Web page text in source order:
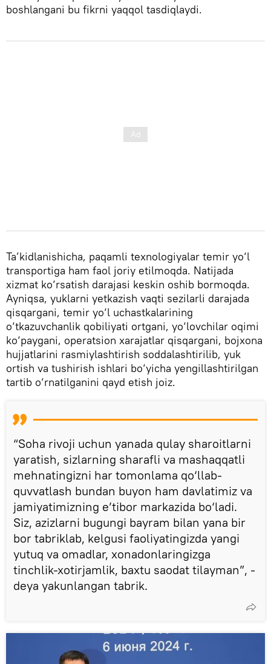
boshlangani bu fikrni yaqqol tasdiqlaydi.
Ta’kidlanishicha, paqamli texnologiyalar temir yo‘l
transportiga ham faol joriy etilmoqda. Natijada
xizmat ko‘rsatish darajasi keskin oshib bormoqda.
Ayniqsa, yuklarni yetkazish vaqti sezilarli darajada
qisqargani, temir yo‘l uchastkalarining
o‘tkazuvchanlik qobiliyati ortgani, yo‘lovchilar oqimi
ko‘paygani, operatsion xarajatlar qisqargani, bojxona
hujjatlarini rasmiylashtirish soddalashtirilib, yuk
ortish va tushirish ishlari bo‘yicha yengillashtirilgan
tartib o‘rnatilganini qayd etish joiz.
“Soha rivoji uchun yanada qulay sharoitlarni
yaratish, sizlarning sharafli va mashaqqatli
mehnatingizni har tomonlama qo‘llab-
quvvatlash bundan buyon ham davlatimiz va
jamiyatimizning e’tibor markazida bo‘ladi.
Siz, azizlarni bugungi bayram bilan yana bir
bor tabriklab, kelgusi faoliyatingizda yangi
yutuq va omadlar, xonadonlaringizga
tinchlik-xotirjamlik, baxtu saodat tilayman”, -
deya yakunlangan tabrik.